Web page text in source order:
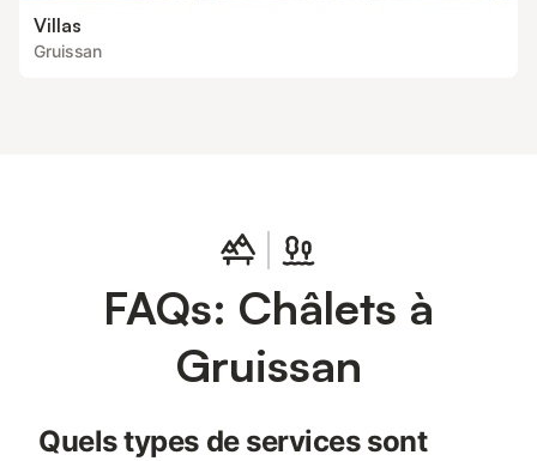
Villas
Gruissan
FAQs: Châlets à
Gruissan
Quels types de services sont